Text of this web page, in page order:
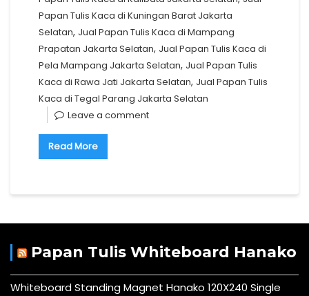
Papan Tulis Kaca di Kuningan Barat Jakarta
Selatan, Jual Papan Tulis Kaca di Mampang
Prapatan Jakarta Selatan, Jual Papan Tulis Kaca di
Pela Mampang Jakarta Selatan, Jual Papan Tulis
Kaca di Rawa Jati Jakarta Selatan, Jual Papan Tulis
Kaca di Tegal Parang Jakarta Selatan
Leave a comment
Read More
Papan Tulis Whiteboard Hanako
Whiteboard Standing Magnet Hanako 120X240 Single